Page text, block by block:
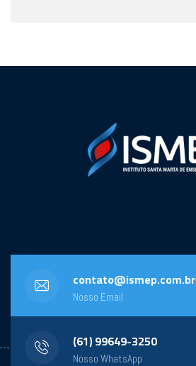
contato@ismep.com.br
Nosso Email
(61) 99649-3250
Nosso WhatsApp